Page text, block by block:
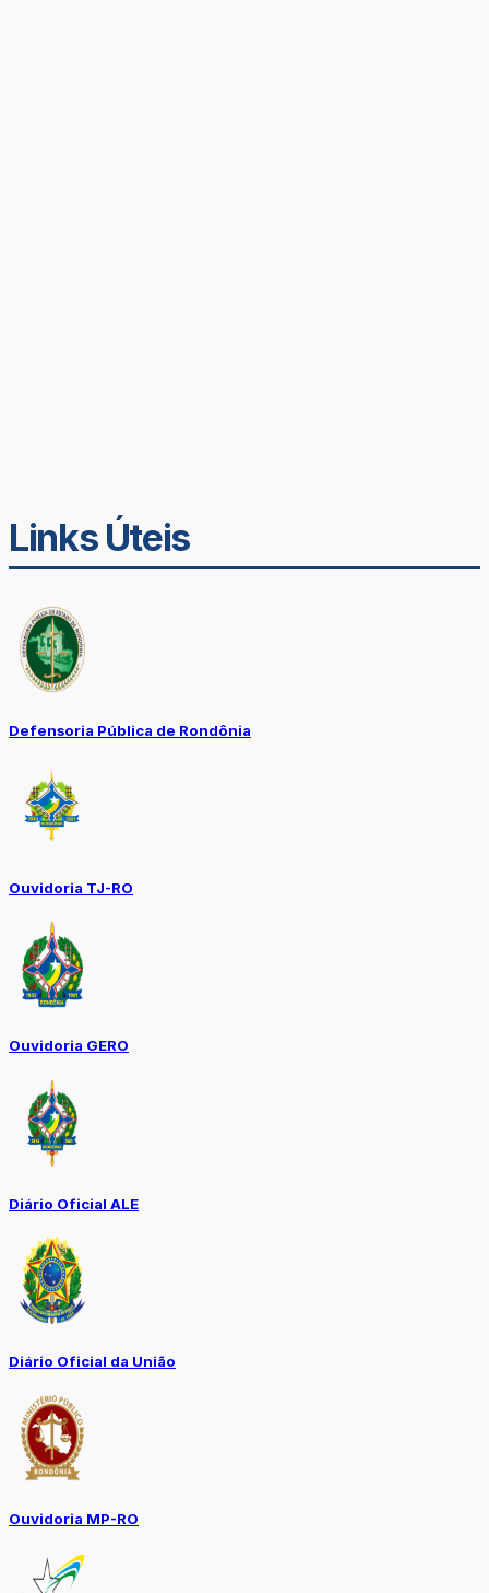
Links Úteis
Defensoria Pública de Rondônia
Ouvidoria TJ-RO
Ouvidoria GERO
Diário Oficial ALE
Diário Oficial da União
Ouvidoria MP-RO